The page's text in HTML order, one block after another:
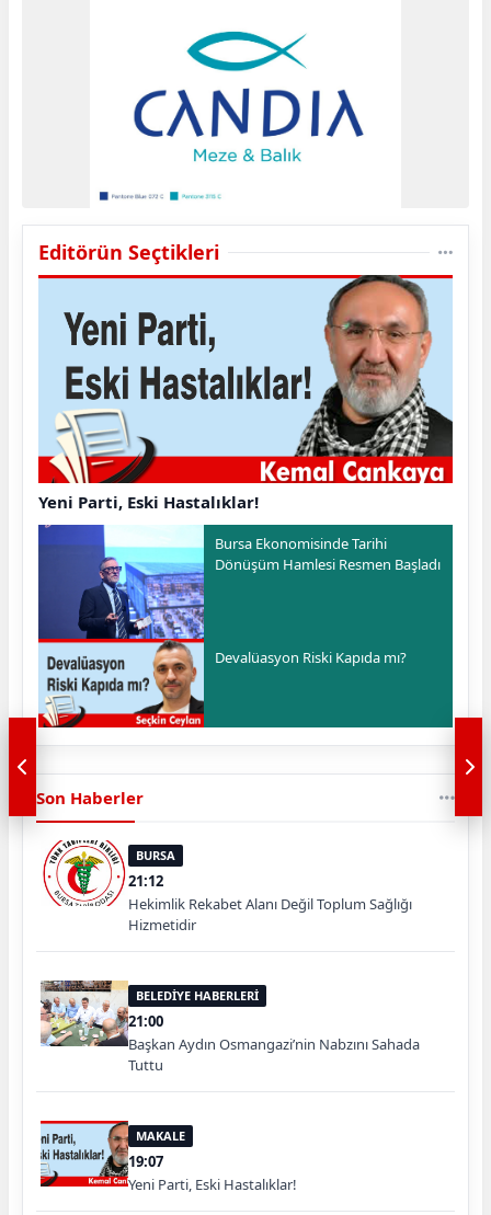
Editörün Seçtikleri
Yeni Parti, Eski Hastalıklar!
Bursa Ekonomisinde Tarihi
Dönüşüm Hamlesi Resmen Başladı
Devalüasyon Riski Kapıda mı?
Son Haberler
BURSA
21:12
Hekimlik Rekabet Alanı Değil Toplum Sağlığı
Hizmetidir
BELEDİYE HABERLERİ
21:00
Başkan Aydın Osmangazi’nin Nabzını Sahada
Tuttu
MAKALE
19:07
Yeni Parti, Eski Hastalıklar!